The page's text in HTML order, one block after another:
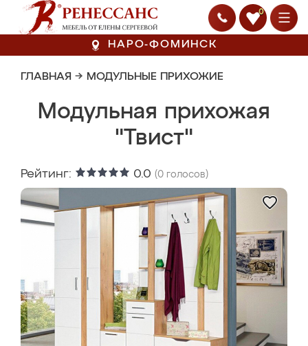
0
НАРО-ФОМИНСК
ГЛАВНАЯ → МОДУЛЬНЫЕ ПРИХОЖИЕ
Модульная прихожая
"Твист"
Рейтинг: 0.0 (0 голосов)